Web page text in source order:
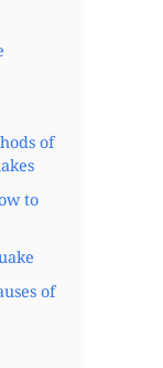
of
to
of